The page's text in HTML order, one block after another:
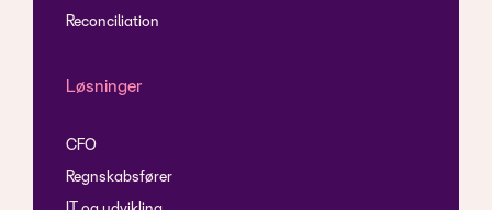
Reconciliation
Løsninger
CFO
Regnskabsfører